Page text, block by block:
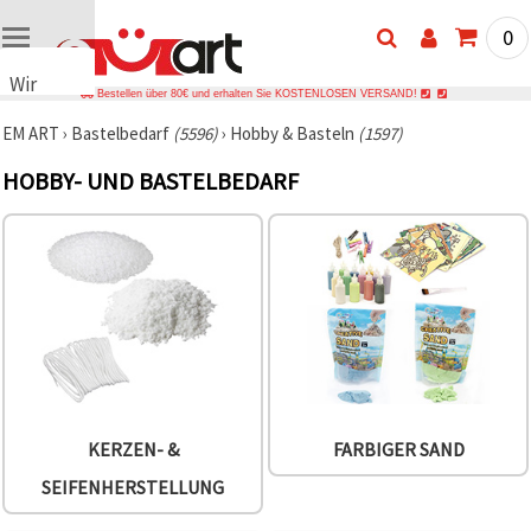
Wir
Cookies
verwenden
ähnliche
Technologien,
der Website
sicherzustellen,
Nutzungserlebnis
Einwilligung,
den
0
Bestellen über 80€ und erhalten Sie KOSTENLOSEN VERSAND!
EM ART › Bastelbedarf (5596)› Hobby & Basteln (1597)
HOBBY- UND BASTELBEDARF
KERZEN- &
SEIFENHERSTELLUNG
FARBIGER SAND